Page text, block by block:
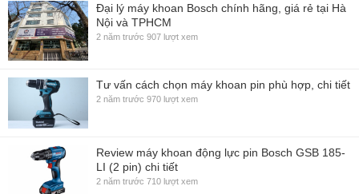
Đại lý máy khoan Bosch chính hãng, giá rẻ tại Hà
Nội và TPHCM
2 năm trước 907 lượt xem
Tư vấn cách chọn máy khoan pin phù hợp, chi tiết
2 năm trước 970 lượt xem
Review máy khoan động lực pin Bosch GSB 185-
LI (2 pin) chi tiết
2 năm trước 710 lượt xem